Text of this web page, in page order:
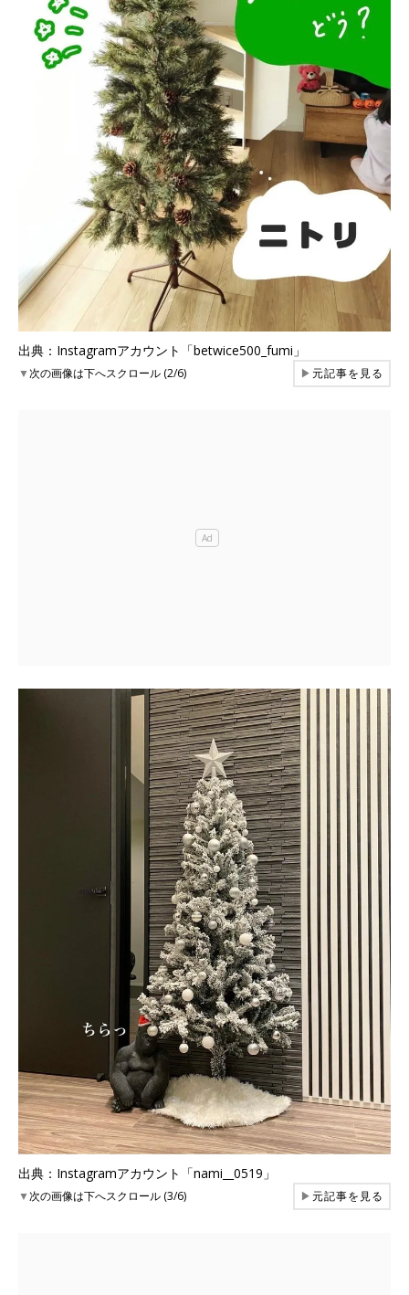
出典：Instagramアカウント「betwice500_fumi」
▼次の画像は下へスクロール (2/6) ▶元記事を見る
出典：Instagramアカウント「nami__0519」
▼次の画像は下へスクロール (3/6) ▶元記事を見る